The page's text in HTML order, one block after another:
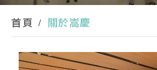
首頁 關於嵩慶